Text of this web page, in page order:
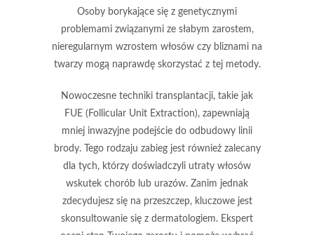
Osoby borykające się z genetycznymi
problemamizwiązanymi ze słabym zarostem,
nieregularnym wzrostem włosów czy bliznami na
twarzy mogą naprawdę skorzystać z tej metody.
Nowoczesne techniki transplantacji, takie jak
FUE (Follicular Unit Extraction), zapewniają
mniej inwazyjne podejście do odbudowy linii
brody. Tego rodzaju zabieg jest również zalecany
dla tych, którzy doświadczyli utraty włosów
wskutek chorób lub urazów. Zanim jednak
zdecydujesz się na przeszczep, kluczowe jest
skonsultowanie się z dermatologiem. Ekspert